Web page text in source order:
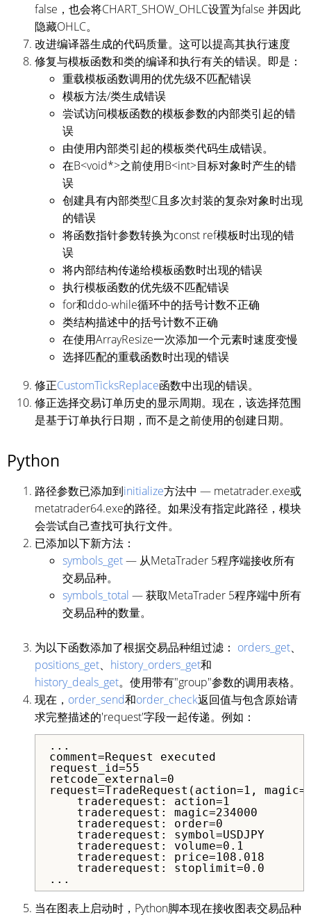
false，也会将CHART_SHOW_OHLC设置为false 并因此
隐藏OHLC。
改进编译器生成的代码质量。这可以提高其执行速度
修复与模板函数和类的编译和执行有关的错误。即是：
重载模板函数调用的优先级不匹配错误
模板方法/类生成错误
尝试访问模板函数的模板参数的内部类引起的错
误
由使用内部类引起的模板类代码生成错误。
在B<void*>之前使用B<int>目标对象时产生的错
误
创建具有内部类型C且多次封装的复杂对象时出现
的错误
将函数指针参数转换为const ref模板时出现的错
误
将内部结构传递给模板函数时出现的错误
执行模板函数的优先级不匹配错误
for和ddo-while循环中的括号计数不正确
类结构描述中的括号计数不正确
在使用ArrayResize一次添加一个元素时速度变慢
选择匹配的重载函数时出现的错误
修正CustomTicksReplace函数中出现的错误。
修正选择交易订单历史的显示周期。现在，该选择范围
是基于订单执行日期，而不是之前使用的创建日期。
Python
路径参数已添加到initialize方法中 — metatrader.exe或
metatrader64.exe的路径。如果没有指定此路径，模块
会尝试自己查找可执行文件。
已添加以下新方法：
symbols_get— 从MetaTrader 5程序端接收所有
交易品种。
symbols_total — 获取MetaTrader 5程序端中所有
交易品种的数量。
为以下函数添加了根据交易品种组过滤： orders_get、
positions_get、 history_orders_get和
history_deals_get。使用带有"group"参数的调用表格。
现在， order_send和order_check返回值与包含原始请
求完整描述的'request'字段一起传递。例如：
...
comment=Request executed
request_id=55
retcode_external=0
request=TradeRequest(action=1,
traderequest: action=1
traderequest: magic=234000
traderequest: order=0
traderequest: symbol=USDJPY
traderequest: volume=0.1
traderequest: price=108.018
traderequest: stoplimit=0.0
...
当在图表上启动时，Python脚本现在接收图表交易品种